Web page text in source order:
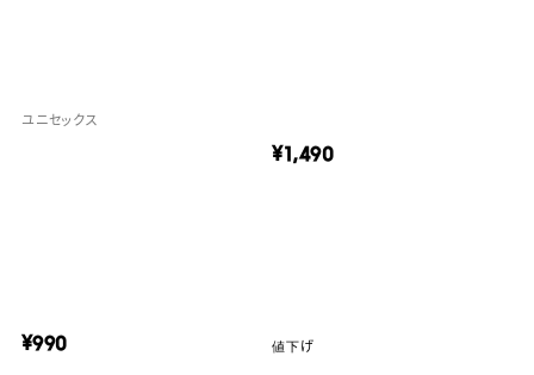
ユニセックス
¥990
¥1,490
値下げ